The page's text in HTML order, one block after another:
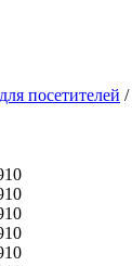
посетителей /